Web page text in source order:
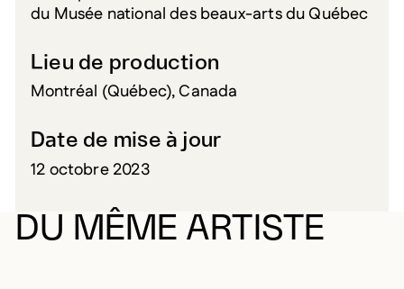
du Musée national des beaux-arts du Québec
Lieu de production
Montréal (Québec), Canada
Date de mise à jour
12 octobre 2023
DU MÊME ARTISTE